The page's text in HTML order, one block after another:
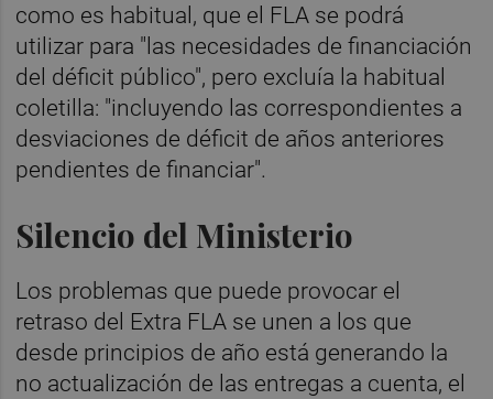
como es habitual, que el FLA se podrá
utilizar para "las necesidades de financiación
del déficit público", pero excluía la habitual
coletilla: "incluyendo las correspondientes a
desviaciones de déficit de años anteriores
pendientes de financiar".
Silencio del Ministerio
Los problemas que puede provocar el
retraso del Extra FLA se unen a los que
desde principios de año está generando la
no actualización de las entregas a cuenta, el